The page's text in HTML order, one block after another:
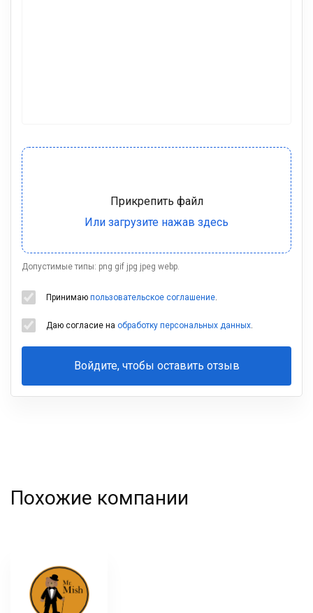
Допустимые типы: png gif jpg jpeg webp.
Принимаю пользовательское соглашение.
Даю согласие на обработку персональных данных.
Войдите, чтобы оставить отзыв
Ваша
Похожие компании